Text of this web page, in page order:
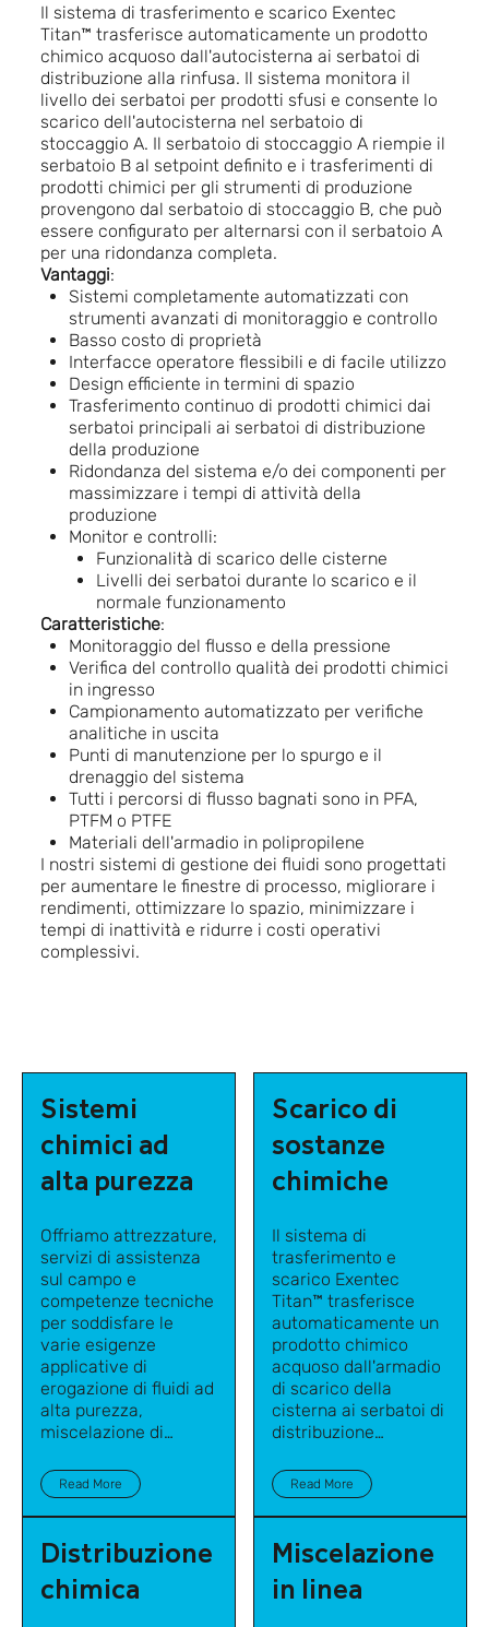
Il sistema di trasferimento e scarico Exentec
Titan™ trasferisce automaticamente un prodotto
chimico acquoso dall'autocisterna ai serbatoi di
distribuzione alla rinfusa. Il sistema monitora il
livello dei serbatoi per prodotti sfusi e consente lo
scarico dell'autocisterna nel serbatoio di
stoccaggio A. Il serbatoio di stoccaggio A riempie il
serbatoio B al setpoint definito e i trasferimenti di
prodotti chimici per gli strumenti di produzione
provengono dal serbatoio di stoccaggio B, che può
essere configurato per alternarsi con il serbatoio A
per una ridondanza completa.
Vantaggi:
Sistemi completamente automatizzati con
strumenti avanzati di monitoraggio e controllo
Basso costo di proprietà
Interfacce operatore flessibili e di facile utilizzo
Design efficiente in termini di spazio
Trasferimento continuo di prodotti chimici dai
serbatoi principali ai serbatoi di distribuzione
della produzione
Ridondanza del sistema e/o dei componenti per
massimizzare i tempi di attività della
produzione
Monitor e controlli:
Funzionalità di scarico delle cisterne
Livelli dei serbatoi durante lo scarico e il
normale funzionamento
Caratteristiche:
Monitoraggio del flusso e della pressione
Verifica del controllo qualità dei prodotti chimici
in ingresso
Campionamento automatizzato per verifiche
analitiche in uscita
Punti di manutenzione per lo spurgo e il
drenaggio del sistema
Tutti i percorsi di flusso bagnati sono in PFA,
PTFM o PTFE
Materiali dell'armadio in polipropilene
I nostri sistemi di gestione dei fluidi sono progettati
per aumentare le finestre di processo, migliorare i
rendimenti, ottimizzare lo spazio, minimizzare i
tempi di inattività e ridurre i costi operativi
complessivi.
Sistemi
chimici ad
alta purezza
Offriamo attrezzature,
servizi di assistenza
sul campo e
competenze tecniche
per soddisfare le
varie esigenze
applicative di
erogazione di fluidi ad
alta purezza,
miscelazione di
sistemi di fanghi CMP
all'avanguardia per la
produzione di
semiconduttori e altre
industrie ad alta
tecnologia.
Read More
Scarico di
sostanze
chimiche
Il sistema di
trasferimento e
scarico Exentec
Titan™ trasferisce
automaticamente un
prodotto chimico
acquoso dall'armadio
di scarico della
cisterna ai serbatoi di
distribuzione
Read More
Distribuzione
chimica
Miscelazione
in linea